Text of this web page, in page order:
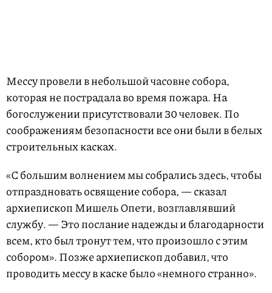
Мессу провели в небольшой часовне собора,
которая не пострадала во время пожара. На
богослужении присутствовали 30 человек. По
соображениям безопасности все они были в белых
строительных касках.
«С большим волнением мы собрались здесь, чтобы
отпраздновать освящение собора, — сказал
архиепископ Мишель Опети, возглавлявший
службу. — Это послание надежды и благодарности
всем, кто был тронут тем, что произошло с этим
собором». Позже архиепископ добавил, что
проводить мессу в каске было «немного странно».